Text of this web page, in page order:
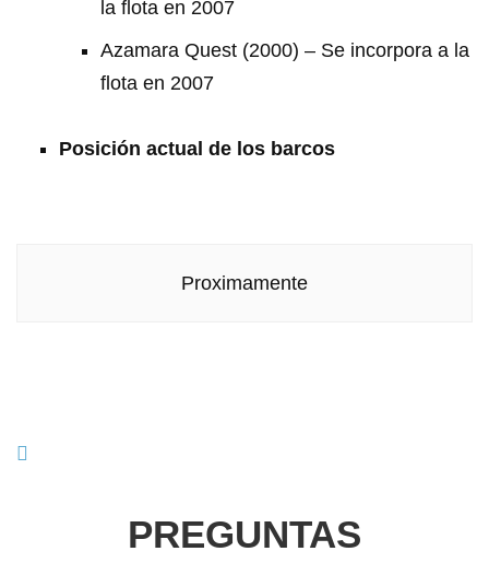
la flota en 2007
Azamara Quest (2000) – Se incorpora a la
flota en 2007
Posición actual de los barcos
Proximamente
PREGUNTAS